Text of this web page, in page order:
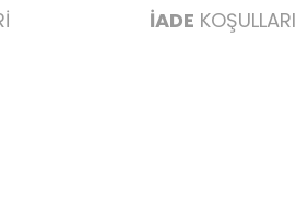
İADE KOŞULLARI